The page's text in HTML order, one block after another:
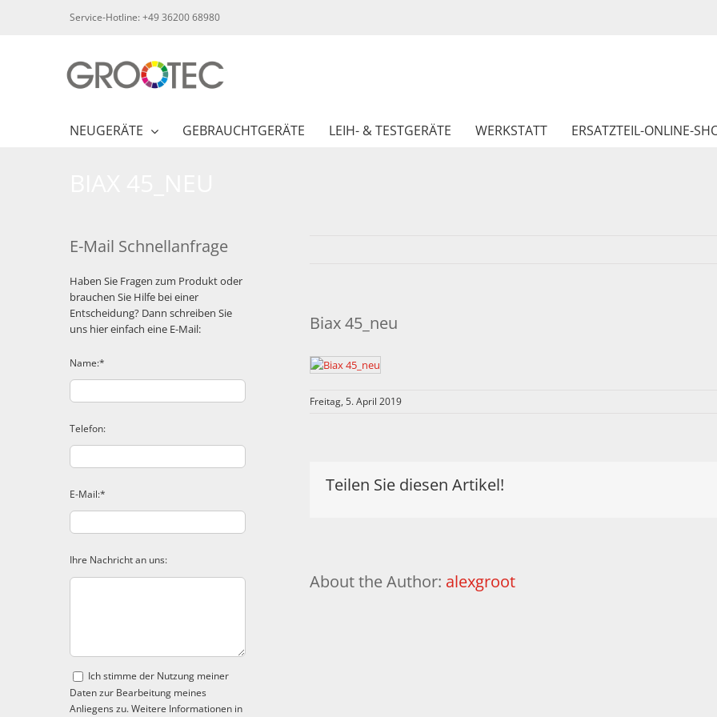
Service-Hotline: +49 36200 68980
NEUGERÄTE GEBRAUCHTGERÄTE LEIH- & TESTGERÄTE WERKSTATT ERSATZTEIL-ONLINE-
Biax 45_neu
Freitag, 5. April 2019
Teilen Sie diesen Artikel!
About the Author: alexgroot
E-Mail Schnellanfrage
Haben Sie Fragen zum Produkt oder
brauchen Sie Hilfe bei einer
Entscheidung? Dann schreiben Sie
uns hier einfach eine E-Mail:
Name:*
Telefon:
E-Mail:*
Ihre Nachricht an uns:
Ich stimme der Nutzung meiner
Daten zur Bearbeitung meines
Anliegens zu. Weitere Informationen in